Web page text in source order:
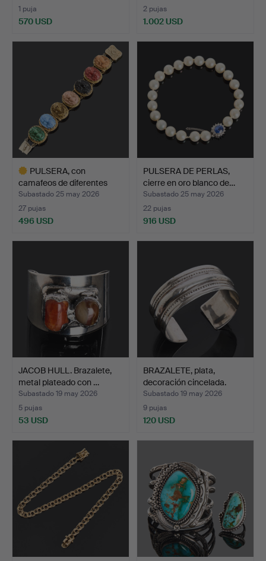
1 puja
570 USD
2 pujas
1.002 USD
PULSERA, con
camafeos de diferentes
colore…
Subastado 25 may 2026
27 pujas
496 USD
PULSERA DE PERLAS,
cierre en oro blanco de…
Subastado 25 may 2026
22 pujas
916 USD
JACOB HULL. Brazalete,
metal plateado con …
Subastado 19 may 2026
5 pujas
53 USD
BRAZALETE, plata,
decoración cincelada.
Subastado 19 may 2026
9 pujas
120 USD